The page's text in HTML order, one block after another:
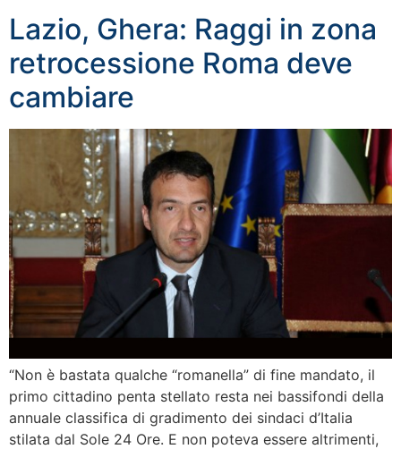
Lazio, Ghera: Raggi in zona
retrocessione Roma deve
cambiare
“Non è bastata qualche “romanella” di fine mandato, il
primo cittadino penta stellato resta nei bassifondi della
annuale classifica di gradimento dei sindaci d’Italia
stilata dal Sole 24 Ore. E non poteva essere altrimenti,